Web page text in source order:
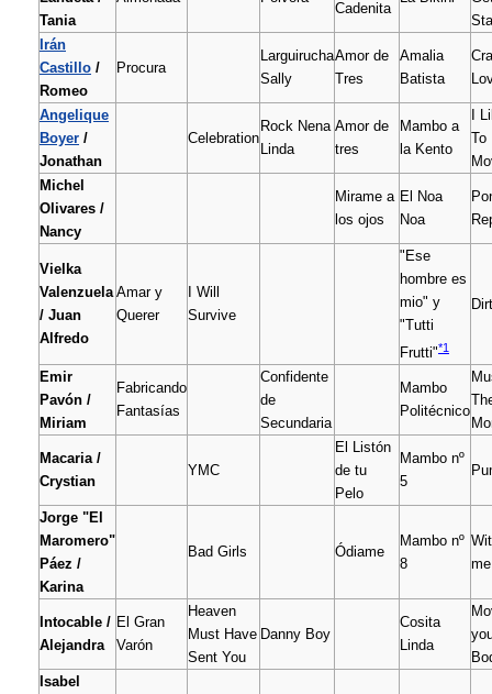
Tania
Cadenita
Irán
Castillo /
Romeo
Procura
Larguirucha
Sally
Amor de
Tres
Amalia
Batista
Angelique
Boyer /
Jonathan
Celebration
Rock Nena
Linda
Amor de
tres
Mambo a
la Kento
I
To
Michel
Olivares /
Nancy
Mirame a
los ojos
El Noa
Noa
Vielka
Valenzuela
/ Juan
Alfredo
Amar y
Querer
I Will
Survive
"Ese
hombre es
mio" y
"Tutti
Frutti"*1
Emir
Pavón /
Miriam
Fabricando
Fantasías
Confidente
de
Secundaria
Mambo
Politécnico
Macaria /
Crystian
YMC
El Listón
de tu
Pelo
Mambo nº
5
Jorge "El
Maromero"
Páez /
Karina
Bad Girls Ódiame
Mambo nº
8
me
Intocable /
Alejandra
El Gran
Varón
Heaven
Must Have
Sent You
Danny Boy
Cosita
Linda
Isabel